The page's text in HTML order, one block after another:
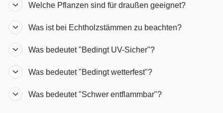
Welche Pflanzen sind für draußen geeignet?
Was ist bei Echtholzstämmen zu beachten?
Was bedeutet "Bedingt UV-Sicher"?
Was bedeutet "Bedingt wetterfest"?
Was bedeutet "Schwer entflammbar"?